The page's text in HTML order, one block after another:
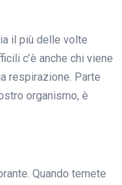
il più delle volte
c’è anche chi viene
respirazione. Parte
organismo, è
Quando temete